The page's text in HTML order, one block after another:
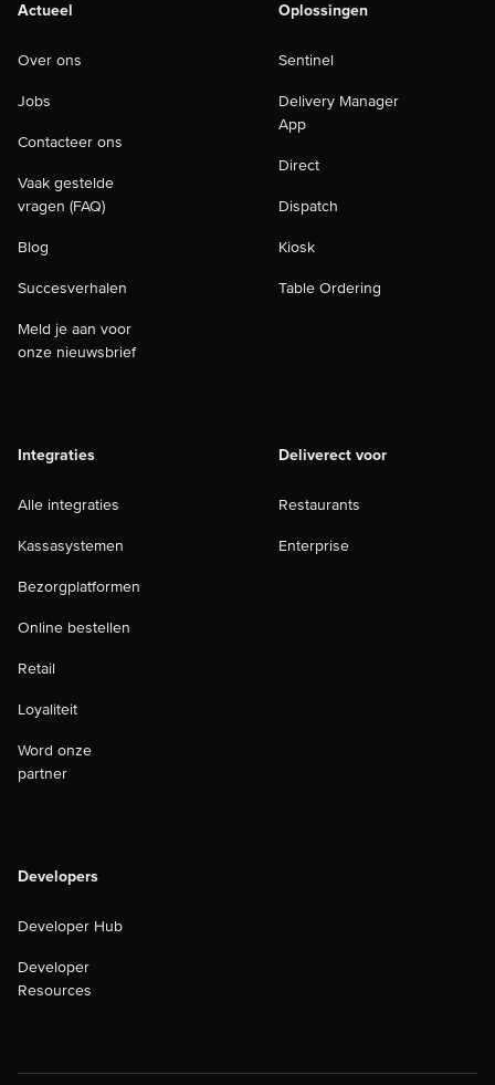
Actueel
Over ons
Jobs
Contacteer ons
Vaak gestelde
vragen (FAQ)
Blog
Succesverhalen
Meld je aan voor
onze nieuwsbrief
Oplossingen
Sentinel
Delivery Manager
App
Direct
Dispatch
Kiosk
Table Ordering
Integraties
Alle integraties
Kassasystemen
Bezorgplatformen
Online bestellen
Retail
Loyaliteit
Word onze
partner
Deliverect voor
Restaurants
Enterprise
Developers
Developer Hub
Developer
Resources